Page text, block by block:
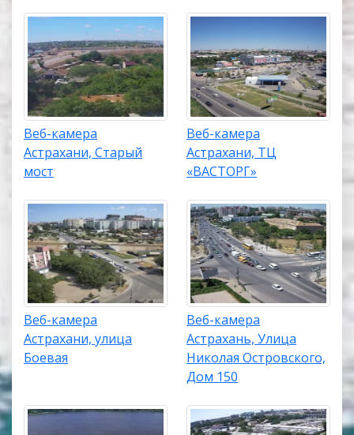
Веб-камера
Астрахани, Старый
мост
Веб-камера
Астрахани, ТЦ
«ВАСТОРГ»
Веб-камера
Астрахани, улица
Боевая
Веб-камера
Астрахань, Улица
Николая Островского,
Дом 150